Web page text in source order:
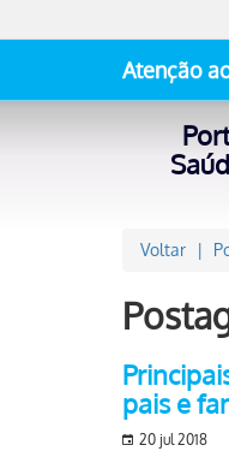
Atenção
Voltar
pais e
20 jul 2018